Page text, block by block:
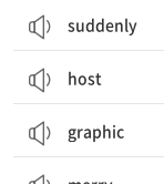
suddenly
host
graphic